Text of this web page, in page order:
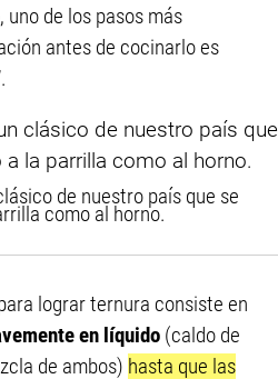
uno de los pasos más
antes de cocinarlo es
de nuestro país que se
como al horno.
lograr ternura consiste en
en líquido (caldo de
de ambos) hasta que las